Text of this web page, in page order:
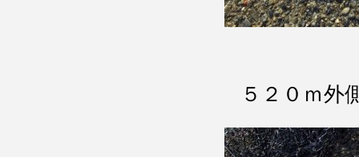
５２０ｍ